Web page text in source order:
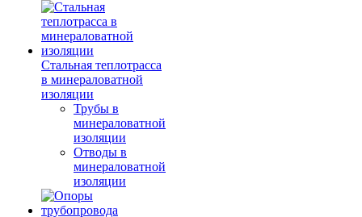
Стальная теплотрасса
в минераловатной
изоляции
Трубы в
минераловатной
изоляции
Отводы в
минераловатной
изоляции